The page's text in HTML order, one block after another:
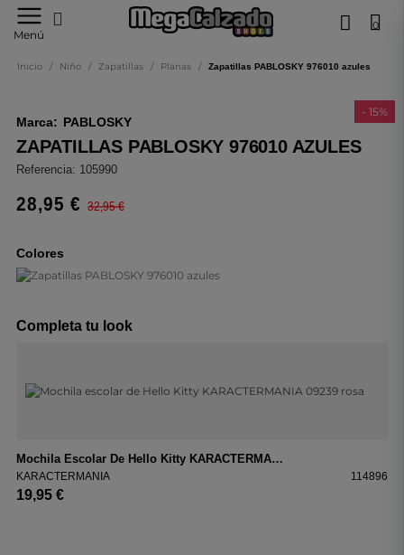
Menú
online
0
Inicio / Niño / Zapatillas / Planas / Zapatillas PABLOSKY 976010 azules
- 15%
Marca: PABLOSKY
ZAPATILLAS PABLOSKY 976010 AZULES
Referencia: 105990
28,95 € 32,95 €
Colores
Completa tu look
Mochila Escolar De Hello Kitty KARACTERMANIA 09239 Rosa
KARACTERMANIA 114896
19,95 €